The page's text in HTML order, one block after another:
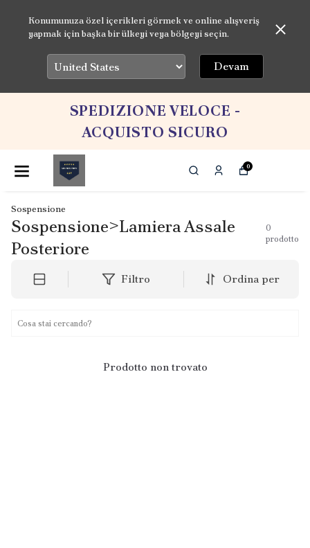
Konumunuza özel içerikleri görmek ve online alışveriş
yapmak için başka bir ülkeyi veya bölgeyi seçin.
Devam
SPEDIZIONE VELOCE -
ACQUISTO SICURO
0
Sospensione
Sospensione>Lamiera Assale
Posteriore
0
prodotto
Filtro Ordina per
Prodotto non trovato